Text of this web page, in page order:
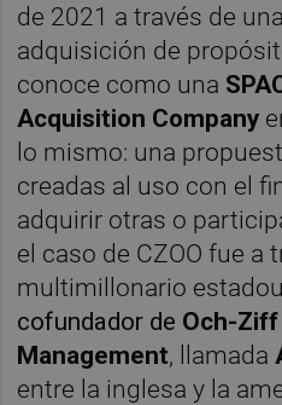
de 2021 a través de
adquisición de
conoce como una
Acquisition Company
lo mismo: una
creadas al uso con el
adquirir otras o
el caso de CZOO fue a
multimillonario
cofundador de Och-Ziff
Management, llamada
entre la inglesa y la